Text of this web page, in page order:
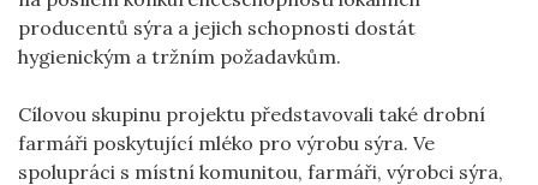
producentů sýra a jejich schopnosti dostát
hygienickým a tržním požadavkům.
Cílovou skupinu projektu představovali také drobní
farmáři poskytující mléko pro výrobu sýra. Ve
spolupráci s místní komunitou, farmáři, výrobci sýra,